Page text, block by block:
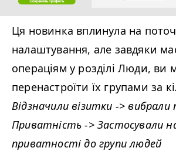
Ця новинка вплинула на
налаштування, але завдяки
операціям у розділі Люди, ви
перенастроїти їх групами за
Відзначили візитки -> вибрали
Приватність -> Застосували
приватності до групи людей